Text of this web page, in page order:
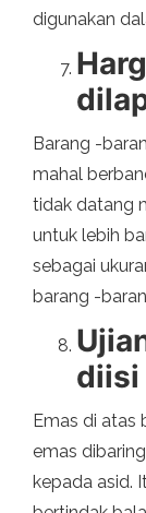
digunakan
Barang -
mahal
tidak datang
untuk lebih
sebagai
barang -
diisi
Emas di atas
emas
kepada asid.